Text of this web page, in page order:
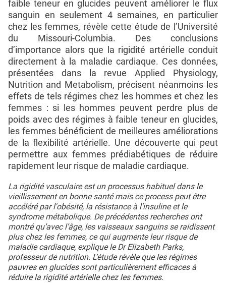
faible teneur en glucides peuvent améliorer le flux
sanguin en seulement 4 semaines, en particulier
chez les femmes, révèle cette étude de l’Université
du Missouri-Columbia. Des conclusions
d’importance alors que la rigidité artérielle conduit
directement à la maladie cardiaque. Ces données,
présentées dans la revue Applied Physiology,
Nutrition and Metabolism, précisent néanmoins les
effets de tels régimes chez les hommes et chez les
femmes : si les hommes peuvent perdre plus de
poids avec des régimes à faible teneur en glucides,
les femmes bénéficient de meilleures améliorations
de la flexibilité artérielle. Une découverte qui peut
permettre aux femmes prédiabétiques de réduire
rapidement leur risque de maladie cardiaque.
La rigidité vasculaire est un processus habituel dans le
vieillissement en bonne santé mais ce process peut être
accéléré par l'obésité, la résistance à l'insuline et le
syndrome métabolique. De précédentes recherches ont
montré qu’avec l’âge, les vaisseaux sanguins se raidissent
plus chez les femmes, ce qui augmente leur risque de
maladie cardiaque, explique le Dr Elizabeth Parks,
professeur de nutrition. L’étude révèle que les régimes
pauvres en glucides sont particulièrement efficaces à
réduire la rigidité artérielle chez les femmes.